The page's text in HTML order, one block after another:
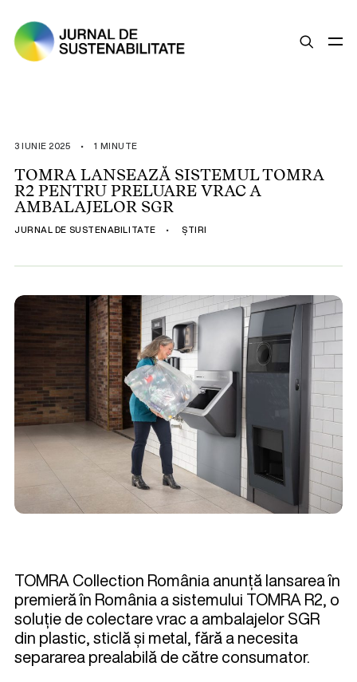
ȘTIRI
OPINII
ESG
LEGISLAȚIE
COMPANII SUSTENABILE
3 IUNIE 2025 • 1 MINUTE
TOMRA LANSEAZĂ SISTEMUL TOMRA
R2 PENTRU PRELUARE VRAC A
AMBALAJELOR SGR
JURNAL DE SUSTENABILITATE • ȘTIRI
TOMRA Collection România anunță lansarea în
premieră în România a sistemului TOMRA R2, o
soluție de colectare vrac a ambalajelor SGR
din plastic, sticlă și metal, fără a necesita
separarea prealabilă de către consumator.